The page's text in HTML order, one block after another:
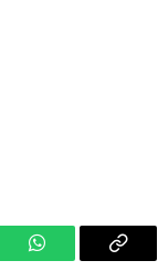
WhatsAppCopy